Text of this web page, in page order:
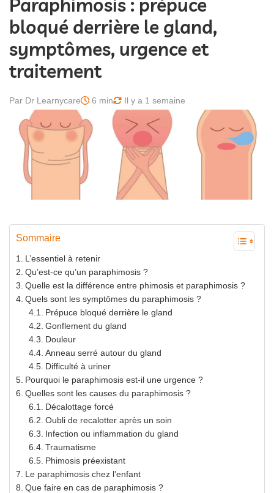
Paraphimosis : prépuce
bloqué derrière le gland,
symptômes, urgence et
traitement
Par Dr Learnycare 6 min Il y a 1 semaine
Sommaire
L’essentiel à retenir
Qu’est-ce qu’un paraphimosis ?
Quelle est la différence entre phimosis et paraphimosis ?
Quels sont les symptômes du paraphimosis ?
Prépuce bloqué derrière le gland
Gonflement du gland
Douleur
Anneau serré autour du gland
Difficulté à uriner
Pourquoi le paraphimosis est-il une urgence ?
Quelles sont les causes du paraphimosis ?
Décalottage forcé
Oubli de recalotter après un soin
Infection ou inflammation du gland
Traumatisme
Phimosis préexistant
Le paraphimosis chez l’enfant
Que faire en cas de paraphimosis ?